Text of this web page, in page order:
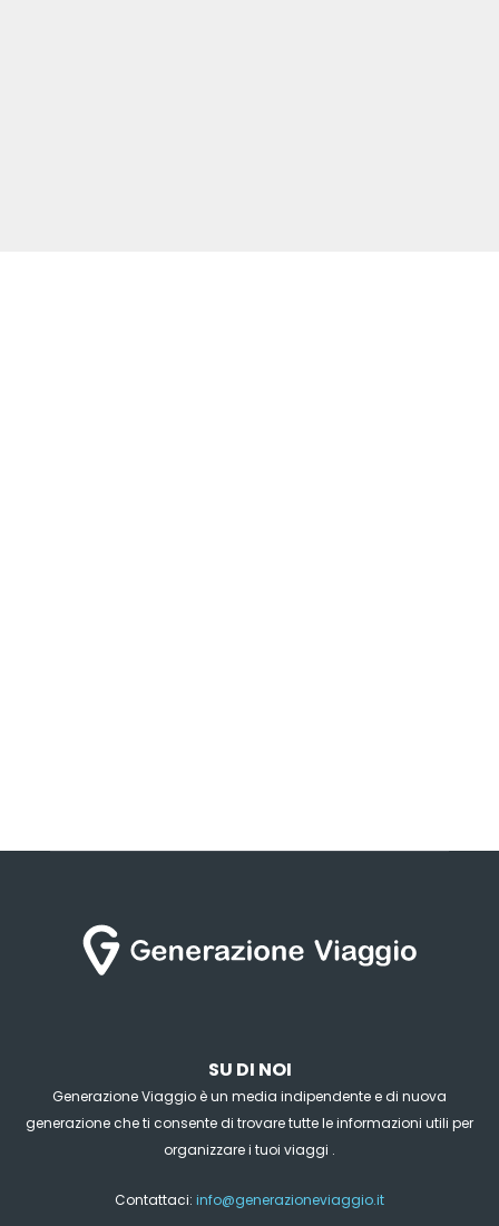
SU DI NOI
Generazione Viaggio è un media indipendente e di nuova
generazione che ti consente di trovare tutte le informazioni utili per
organizzare i tuoi viaggi .
Contattaci: info@generazioneviaggio.it